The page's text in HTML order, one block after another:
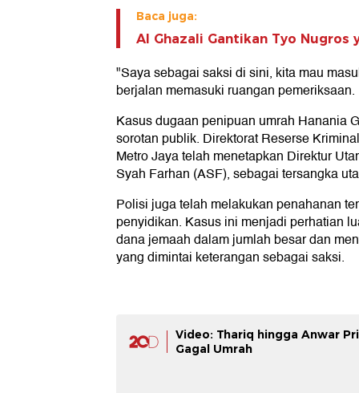
Baca juga:
Al Ghazali Gantikan Tyo Nugros
"Saya sebagai saksi di sini, kita mau
berjalan memasuki ruangan pemeriksaan.
Kasus dugaan penipuan umrah Hanania
sorotan publik. Direktorat Reserse
Metro Jaya telah menetapkan Direktur
Syah Farhan (ASF), sebagai tersangka
Polisi juga telah melakukan penahanan
penyidikan. Kasus ini menjadi perhatian
dana jemaah dalam jumlah besar dan
yang dimintai keterangan sebagai saksi.
Video: Thariq hingga Anwar
Gagal Umrah